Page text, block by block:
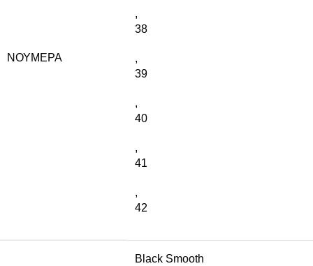
ΝΟΎΜΕΡΑ
,
38
,
39
,
40
,
41
,
42
Black Smooth